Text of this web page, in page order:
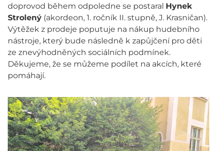
doprovod během odpoledne se postaral Hynek
Strolený (akordeon, 1. ročník II. stupně, J. Krasničan).
Výtěžek z prodeje poputuje na nákup hudebního
nástroje, který bude následně k zapůjčení pro děti
ze znevýhodněných sociálních podmínek.
Děkujeme, že se můžeme podílet na akcích, které
pomáhají.